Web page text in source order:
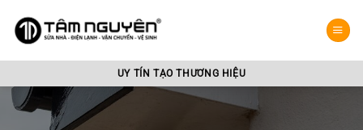
qua
dung
UY TÍN TẠO THƯƠNG HIỆU